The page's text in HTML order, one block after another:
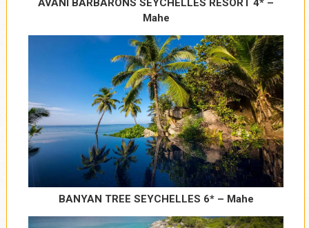
Upišite destinaciju/destinacije po
prioritetu *
Broj odraslih osoba:*
AVANI BARBARONS SEYCHELLES RESORT 4* –
Mahe
BANYAN TREE SEYCHELLES 6* – Mahe